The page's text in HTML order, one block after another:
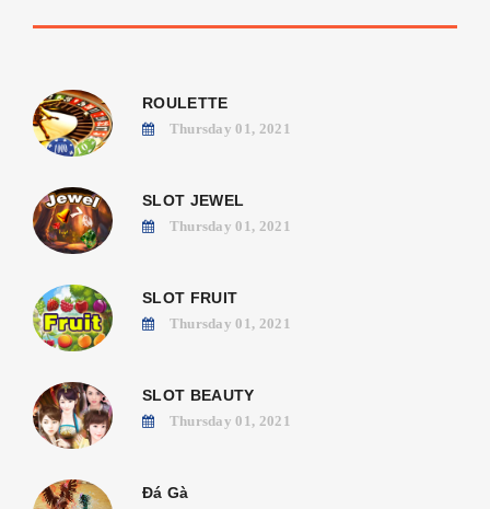
ROULETTE
Thursday 01, 2021
SLOT JEWEL
Thursday 01, 2021
SLOT FRUIT
Thursday 01, 2021
SLOT BEAUTY
Thursday 01, 2021
Đá Gà